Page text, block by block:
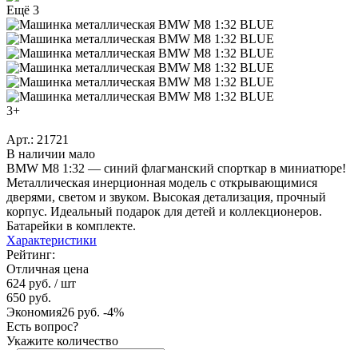
Ещё 3
3+
Арт.: 21721
В наличии мало
BMW M8 1:32 — синий флагманский спорткар в миниатюре!
Металлическая инерционная модель с открывающимися
дверями, светом и звуком. Высокая детализация, прочный
корпус. Идеальный подарок для детей и коллекционеров.
Батарейки в комплекте.
Характеристики
Рейтинг:
Отличная цена
624 руб. / шт
650 руб.
Экономия26 руб. -4%
Есть вопрос?
Укажите количество